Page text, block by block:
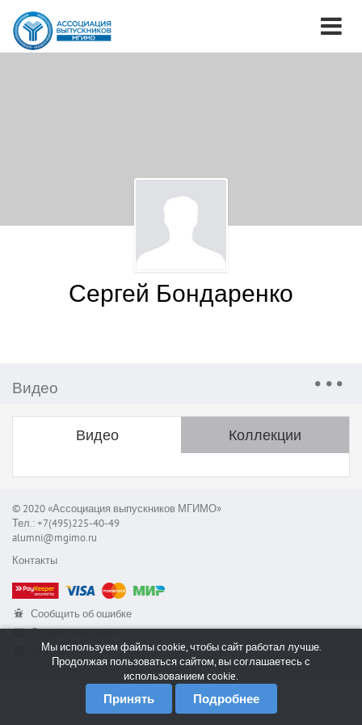
Сергей Бондаренко
Видео
Видео Коллекции
© 2020 «Ассоциация выпускников МГИМО»
Тел.: +7(495)225-40-49
alumni@mgimo.ru
Контакты
Сообщить об ошибке
Служба поддержки
RSSМы используем файлы cookie, чтобы сайт работал лучше.
Продолжая пользоваться сайтом, вы соглашаетесь с
использованием cookie.
Принять Подробнее